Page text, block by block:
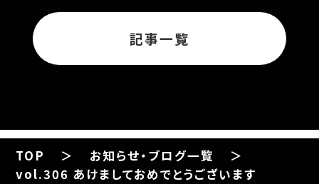
記事一覧
TOP
お知らせ・ブログ一覧
vol.306 あけましておめでとうございます